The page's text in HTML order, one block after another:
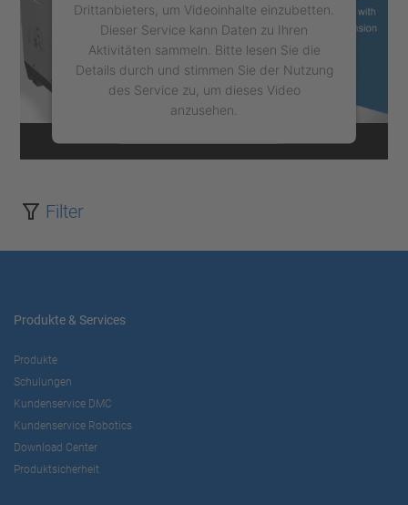
Drittanbieters, um Videoinhalte einzubetten.
Dieser Service kann Daten zu Ihren
Aktivitäten sammeln. Bitte lesen Sie die
Details durch und stimmen Sie der Nutzung
des Service zu, um dieses Video
anzusehen.
Mehr Informationen
Filter
Produkte & Services
Produkte
Schulungen
Kundenservice DMC
Kundenservice Robotics
Download Center
Produktsicherheit